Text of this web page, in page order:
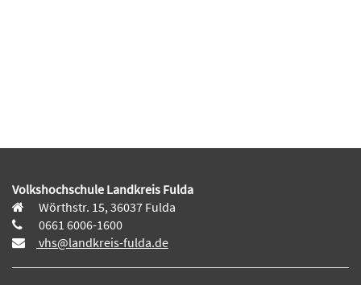
Volkshochschule Landkreis Fulda
Wörthstr. 15, 36037 Fulda
0661 6006-1600
vhs@landkreis-fulda.de